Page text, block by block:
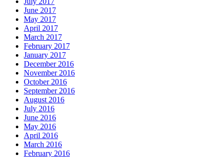
June 2017
May 2017
April 2017
March 2017
February 2017
January 2017
December 2016
November 2016
October 2016
September 2016
August 2016
July 2016
June 2016
May 2016
April 2016
March 2016
February 2016